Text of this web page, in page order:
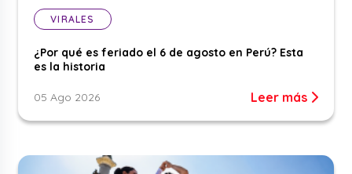
VIRALES
¿Por qué es feriado el 6 de agosto en Perú? Esta
es la historia
05 Ago 2026 Leer más